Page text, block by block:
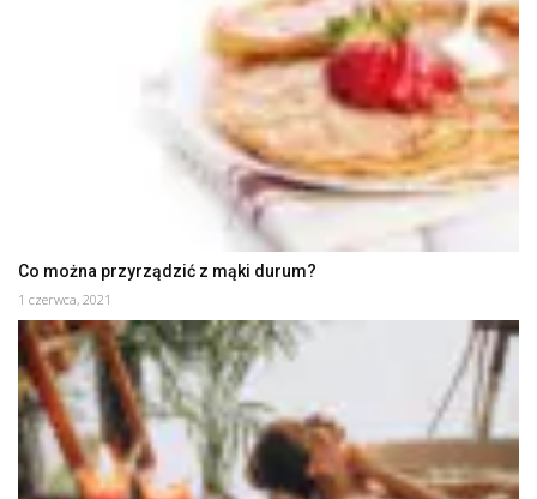
Co można przyrządzić z mąki durum?
1 czerwca, 2021